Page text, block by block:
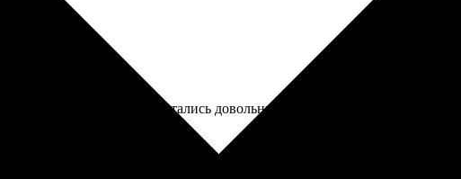
нашего отдела. Все остались довольны, даже босс похвалил.